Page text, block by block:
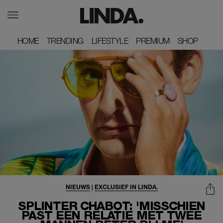
HOME
HOME TRENDING
TRENDING LIFESTYLE
LIFESTYLE PREMIUM
PREMIUM SHOP
SHOP
SPLINTER CHABOT: 'MISSCHIEN
PAST EEN RELATIE MET TWEE
NIEUWS| EXCLUSIEF IN LINDA.